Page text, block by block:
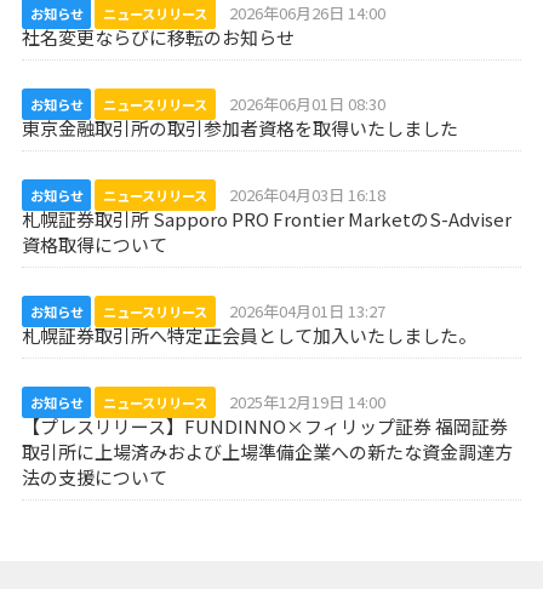
お知らせ ニュースリリース 2026年06月26日 14:00
社名変更ならびに移転のお知らせ
お知らせ ニュースリリース 2026年06月01日 08:30
東京金融取引所の取引参加者資格を取得いたしました
お知らせ ニュースリリース 2026年04月03日 16:18
札幌証券取引所 Sapporo PRO Frontier MarketのS-Adviser
資格取得について
お知らせ ニュースリリース 2026年04月01日 13:27
札幌証券取引所へ特定正会員として加入いたしました。
お知らせ ニュースリリース 2025年12月19日 14:00
【プレスリリース】FUNDINNO×フィリップ証券 福岡証券
取引所に上場済みおよび上場準備企業への新たな資金調達方
法の支援について